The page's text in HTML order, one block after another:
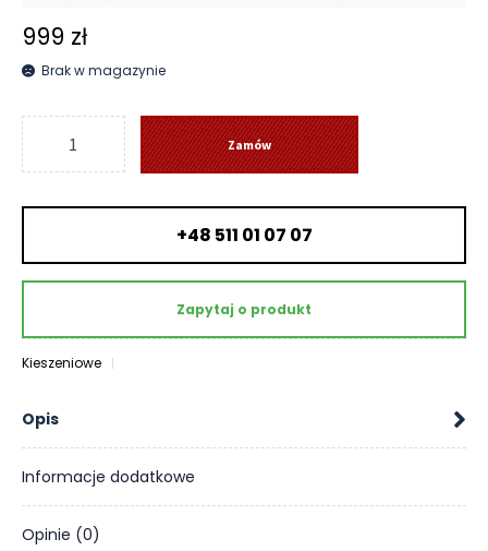
N
T
A
T
B
W
P
R
Ż
999 zł
Brak w magazynie
ilość
Materac
Cha
Hilding
Zamów
+48 511 01 07 07
Zapytaj o produkt
Kieszeniowe
Opis
Informacje dodatkowe
Opinie (0)